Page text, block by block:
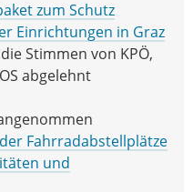
zum Schutz
Einrichtungen in Graz
Stimmen von KPÖ,
abgelehnt
Fahrradabstellplätze
und